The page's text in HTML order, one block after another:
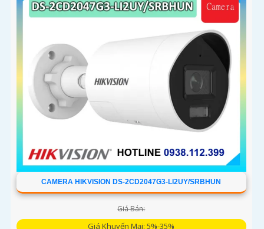
CAMERA HIKVISION DS-2CD2047G3-LI2UY/SRBHUN
Giá Bán:
Giá Khuyến Mại: 5%-35%